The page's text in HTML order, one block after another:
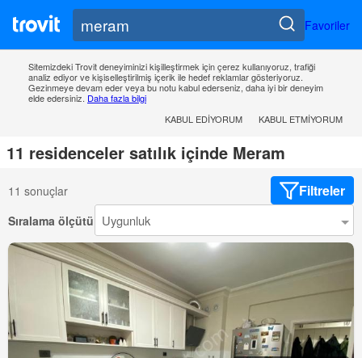
Favoriler
Sitemizdeki Trovit deneyiminizi kişilleştirmek için çerez kullanıyoruz, trafiği
analiz ediyor ve kişiselleştirilmiş içerik ile hedef reklamlar gösteriyoruz.
Gezinmeye devam eder veya bu notu kabul ederseniz, daha iyi bir deneyim
elde edersiniz. Daha fazla bilgi
KABUL EDIYORUM
KABUL ETMIYORUM
11 residenceler satılık içinde Meram
11 sonuçlar Filtreler
Sıralama ölçütü